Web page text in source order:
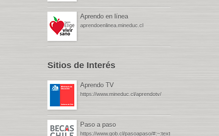
Aprendo en línea
aprendoenlinea.mineduc.cl
Sitios de Interés
Aprendo TV
https://www.mineduc.cl/aprendotv/
Paso a paso
https://www.gob.cl/pasoapaso/